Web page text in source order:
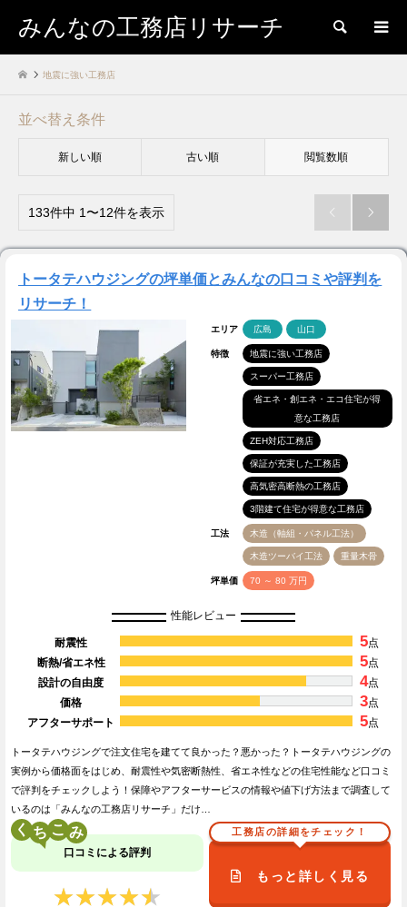
みんなの工務店リサーチ 検索
地震に強い工務店
並べ替え条件
新しい順 古い順 閲覧数順
133件中 1〜12件を表示  
トータテハウジングの坪単価とみんなの口コミや評判を
リサーチ！
エリア 広島 山口
特徴 地震に強い工務店
スーパー工務店
省エネ・創エネ・エコ住宅が得
意な工務店
ZEH対応工務店
保証が充実した工務店
高気密高断熱の工務店
3階建て住宅が得意な工務店
工法 木造（軸組・パネル工法）
木造ツーバイ工法 重量木骨
坪単価 70 ～ 80 万円
性能レビュー
耐震性 5点
断熱/省エネ性
5点
設計の自由度
4点
価格
3点
アフターサポート
5点
トータテハウジングで注文住宅を建てて良かった？悪かった？トータテハウジングの
実例から価格面をはじめ、耐震性や気密断熱性、省エネ性などの住宅性能など口コミ
で評判をチェックしよう！保障やアフターサービスの情報や値下げ方法まで調査して
いるのは「みんなの工務店リサーチ」だけ…
く こ
口コミによる評判
★★★★★
★★★★★
工務店の詳細をチェック！
もっと詳しく見る